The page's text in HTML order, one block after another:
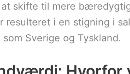
skifte til mere
resulteret i en stigning i
Sverige og Tyskland.